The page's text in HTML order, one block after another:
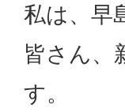
私は、早
皆さん、
す。